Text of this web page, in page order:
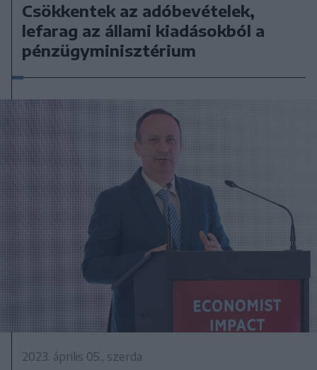
Csökkentek az adóbevételek,
lefarag az állami kiadásokból a
pénzügyminisztérium
2023. április 05., szerda